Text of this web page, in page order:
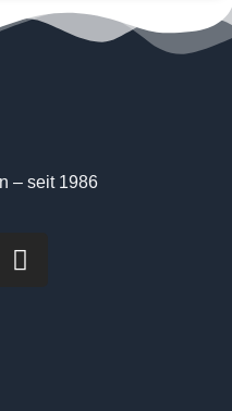
– seit 1986